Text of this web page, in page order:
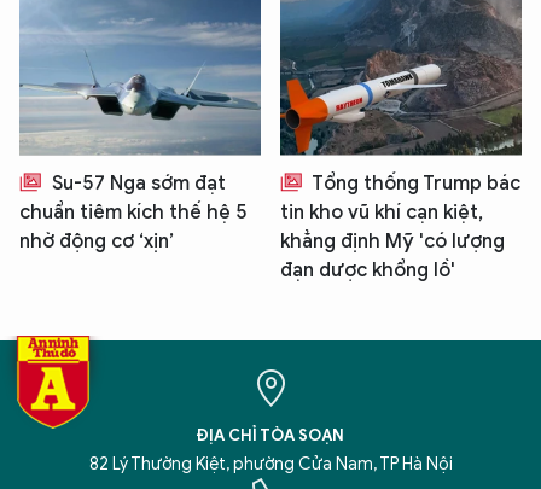
Su-57 Nga sớm đạt
chuẩn tiêm kích thế hệ 5
nhờ động cơ ‘xịn’
Tổng thống Trump bác
tin kho vũ khí cạn kiệt,
khẳng định Mỹ 'có lượng
đạn dược khổng lồ'
ĐỊA CHỈ TÒA SOẠN
82 Lý Thường Kiệt, phường Cửa Nam, TP Hà Nội